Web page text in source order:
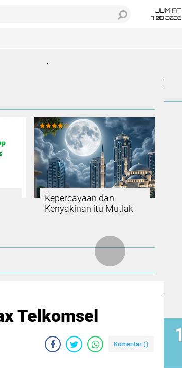
JUM'AT
7 08 2026
Kepercayaan dan
Kenyakinan itu Mutlak
Telkomsel
Komentar ()